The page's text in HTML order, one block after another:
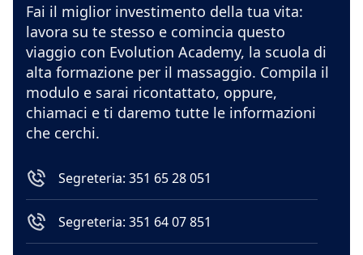
Fai il miglior investimento della tua vita:
lavora su te stesso e comincia questo
viaggio con Evolution Academy, la scuola di
alta formazione per il massaggio. Compila il
modulo e sarai ricontattato, oppure,
chiamaci e ti daremo tutte le informazioni
che cerchi.
Segreteria: 351 65 28 051
Segreteria: 351 64 07 851